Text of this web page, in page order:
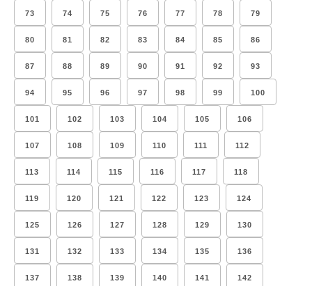
73 74 75 76 77 78 79
80 81 82 83 84 85 86
87 88 89 90 91 92 93
94 95 96 97 98 99 100
101 102 103 104 105 106
107 108 109 110 111 112
113 114 115 116 117 118
119 120 121 122 123 124
125 126 127 128 129 130
131 132 133 134 135 136
137 138 139 140 141 142